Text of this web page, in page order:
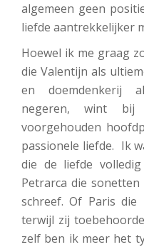
algemeen geen
liefde aantrekkelijker
Hoewel ik me graag
die Valentijn als
en doemdenkerij
negeren, wint
voorgehouden
passionele liefde. Ik
die de liefde
Petrarca die
schreef. Of Paris die
terwijl zij
zelf ben ik meer het